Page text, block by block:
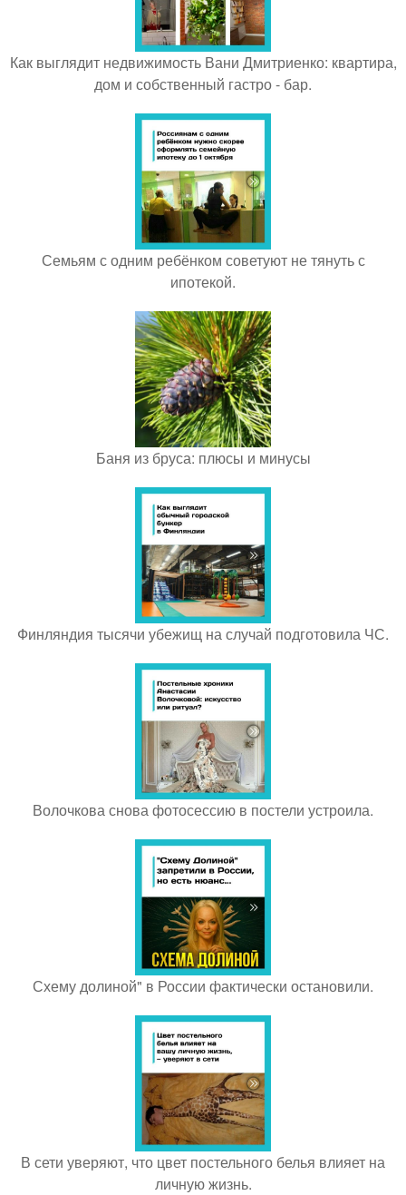
Как выглядит недвижимость Вани Дмитриенко: квартира,
дом и собственный гастро - бар.
Семьям с одним ребёнком советуют не тянуть с
ипотекой.
Баня из бруса: плюсы и минусы
Финляндия тысячи убежищ на случай подготовила ЧС.
Волочкова снова фотосессию в постели устроила.
Схему долиной" в России фактически остановили.
В сети уверяют, что цвет постельного белья влияет на
личную жизнь.